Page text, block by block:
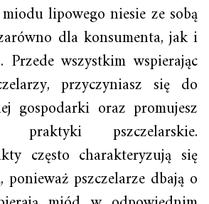
lipowego niesie ze sobą
dla konsumenta, jak i
Przede wszystkim wspierając
przyczyniasz się do
gospodarki oraz promujesz
praktyki pszczelarskie.
często charakteryzują się
ponieważ pszczelarze dbają o